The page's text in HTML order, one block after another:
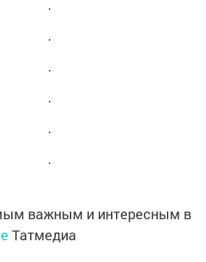
важным и интересным в
Татмедиа